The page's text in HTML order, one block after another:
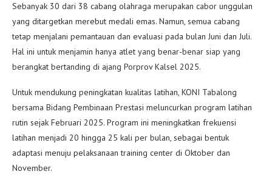
Sebanyak 30 dari 38 cabang olahraga merupakan cabor unggulan
yang ditargetkan merebut medali emas. Namun, semua cabang
tetap menjalani pemantauan dan evaluasi pada bulan Juni dan Juli.
Hal ini untuk menjamin hanya atlet yang benar-benar siap yang
berangkat bertanding di ajang Porprov Kalsel 2025.
Untuk mendukung peningkatan kualitas latihan, KONI Tabalong
bersama Bidang Pembinaan Prestasi meluncurkan program latihan
rutin sejak Februari 2025. Program ini meningkatkan frekuensi
latihan menjadi 20 hingga 25 kali per bulan, sebagai bentuk
adaptasi menuju pelaksanaan training center di Oktober dan
November.